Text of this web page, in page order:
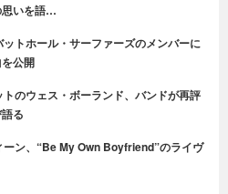
思いを語…
トホール・サーファーズのメンバーに
公開
トのウェス・ボーランド、バンドが再評
る
ーン、“Be My Own Boyfriend”のライヴ